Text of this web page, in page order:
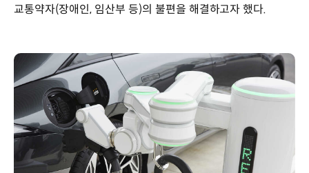
교통약자(장애인, 임산부 등)의 불편을 해결하고자 했다.